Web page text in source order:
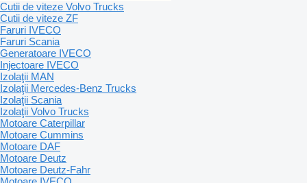
Cutii de viteze Volvo Trucks
Cutii de viteze ZF
Faruri IVECO
Faruri Scania
Generatoare IVECO
Injectoare IVECO
Izolaţii MAN
Izolaţii Mercedes-Benz Trucks
Izolaţii Scania
Izolaţii Volvo Trucks
Motoare Caterpillar
Motoare Cummins
Motoare DAF
Motoare Deutz
Motoare Deutz-Fahr